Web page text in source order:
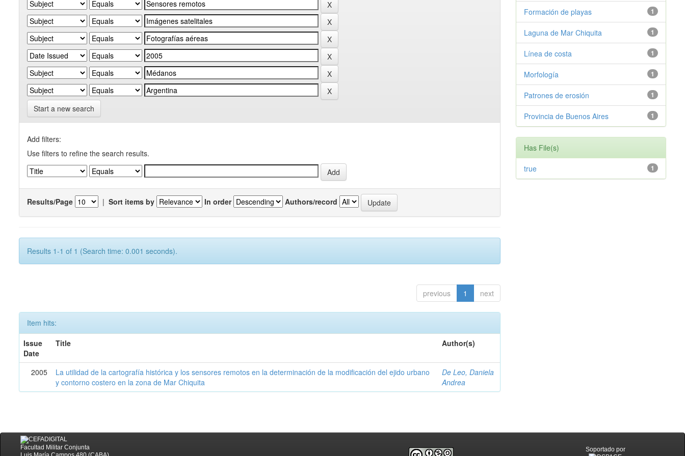
Start a new search
Add filters:
Use filters to refine the search results.
Results/Page | Sort items by In order Authors/record
Results 1-1 of 1 (Search time: 0.001 seconds).
previous 1 next
Item hits:
Issue
Date
Title Author(s)
2005
La utilidad de la cartografía histórica y los sensores remotos en la determinación de la modificación del ejido urbano
y contorno costero en la zona de Mar Chiquita
De Leo, Daniela
Andrea
1
Formación de playas
1
Laguna de Mar Chiquita
1
Línea de costa
1
Morfología
1
Patrones de erosión
1
Provincia de Buenos Aires
Has File(s)
1
true
Facultad Militar Conjunta
Soportado por